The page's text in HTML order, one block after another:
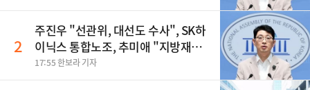
2
주진우 "선관위, 대선도 수사", SK하
이닉스 통합노조, 추미애 "지방재정
바꿔야", 세제개편 이달 정리 등
17:55 한보라 기자